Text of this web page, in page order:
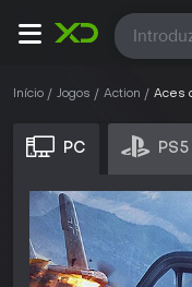
Todas
Início Jogos Action Aces
PC PS5